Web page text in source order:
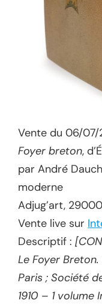
Vente du 06/
Foyer breton,
par André
moderne
Adjug’art,
Vente live sur
Descriptif :
Le Foyer
Paris ; Société
1910 – 1